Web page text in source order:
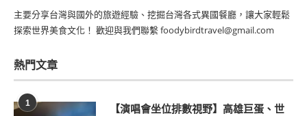
主要分享台灣與國外的旅遊經驗、挖掘台灣各式異國餐廳，讓大家輕鬆
探索世界美食文化！ 歡迎與我們聯繫 foodybirdtravel@gmail.com
熱門文章
1
【演唱會坐位排數視野】高雄巨蛋、世